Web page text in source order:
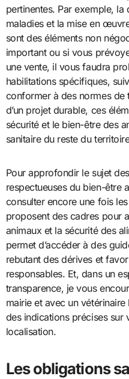
pertinentes. Par exemple,
maladies et la mise en
sont des éléments non
important ou si vous
une vente, il vous faudra
habilitations spécifiques,
conformer à des normes de
d’un projet durable, ces
sécurité et le bien-être des
sanitaire du reste du
Pour approfondir le sujet
respectueuses du bien-être
consulter encore une fois
proposent des cadres pour
animaux et la sécurité des
permet d’accéder à des
rebutant des dérives et
responsables. Et, dans un
transparence, je vous
mairie et avec un
des indications précises sur
localisation.
Les obligations